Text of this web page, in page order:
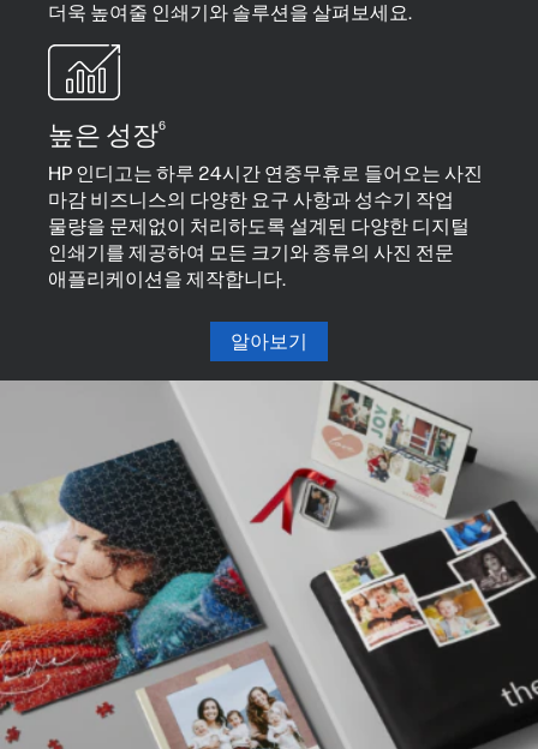
더욱 높여줄 인쇄기와 솔루션을 살펴보세요.
높은 성장6
HP 인디고는 하루 24시간 연중무휴로 들어오는 사진
마감 비즈니스의 다양한 요구 사항과 성수기 작업
물량을 문제없이 처리하도록 설계된 다양한 디지털
인쇄기를 제공하여 모든 크기와 종류의 사진 전문
애플리케이션을 제작합니다.
알아보기